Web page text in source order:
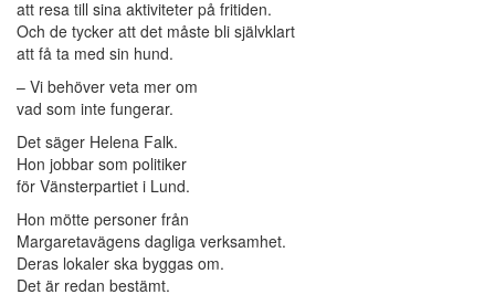
att resa till sina aktiviteter på fritiden.
Och de tycker att det måste bli självklart
att få ta med sin hund.
– Vi behöver veta mer om
vad som inte fungerar.
Det säger Helena Falk.
Hon jobbar som politiker
för Vänsterpartiet i Lund.
Hon mötte personer från
Margaretavägens dagliga verksamhet.
Deras lokaler ska byggas om.
Det är redan bestämt.